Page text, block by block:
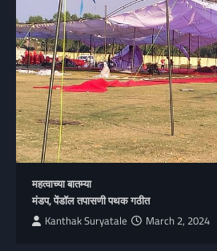
महत्वाच्या बातम्या
मंडप, पेंडॉल तपासणी पथक गठीत
Kanthak Suryatale March 2, 2024